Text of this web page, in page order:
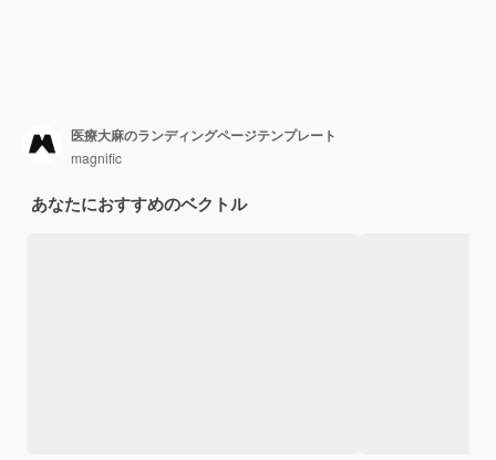
医療大麻のランディングページテンプレート
magnific
あなたにおすすめのベクトル